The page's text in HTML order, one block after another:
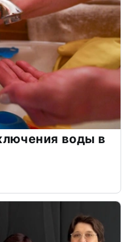
воды в